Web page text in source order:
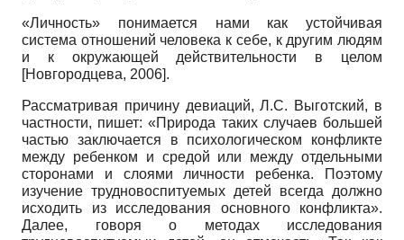
«Личность» понимается нами как устойчивая
система отношений человека к себе, к другим людям
и к окружающей действительности в целом
[Новгородцева, 2006].
Рассматривая причину девиаций, Л.С. Выготский, в
частности, пишет: «Природа таких случаев большей
частью заключается в психологическом конфликте
между ребенком и средой или между отдельными
сторонами и слоями личности ребенка. Поэтому
изучение трудновоспитуемых детей всегда должно
исходить из исследования основного конфликта».
Далее, говоря о методах исследования